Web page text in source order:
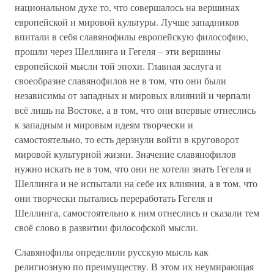
национальном духе то, что совершалось на вершинах
европейской и мировой культуры. Лучше западников
впитали в себя славянофилы европейскую философию,
прошли через Шеллинга и Гегеля – эти вершины
европейской мысли той эпохи. Главная заслуга и
своеобразие славянофилов не в том, что они были
независимы от западных и мировых влияний и черпали
всё лишь на Востоке, а в том, что они впервые отнеслись
к западным и мировым идеям творчески и
самостоятельно, то есть дерзнули войти в круговорот
мировой культурной жизни. Значение славянофилов
нужно искать не в том, что они не хотели знать Гегеля и
Шеллинга и не испытали на себе их влияния, а в том, что
они творчески пытались переработать Гегеля и
Шеллинга, самостоятельно к ним отнеслись и сказали тем
своё слово в развитии философской мысли.
Славянофилы определили русскую мысль как
религиозную по преимуществу. В этом их неумирающая